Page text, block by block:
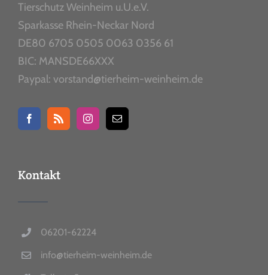
Tierschutz Weinheim u.U.e.V.
Sparkasse Rhein-Neckar Nord
DE80 6705 0505 0063 0356 61
BIC: MANSDE66XXX
Paypal: vorstand@tierheim-weinheim.de
Kontakt
06201-62224
info@tierheim-weinheim.de